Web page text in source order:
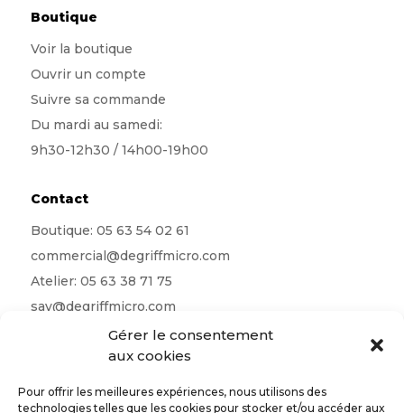
Gérer le consentement
aux cookies
Pour offrir les meilleures expériences, nous utilisons des
technologies telles que les cookies pour stocker et/ou accéder aux
Boutique
Voir la boutique
Ouvrir un compte
Suivre sa commande
Du mardi au samedi:
9h30-12h30 / 14h00-19h00
Contact
Boutique: 05 63 54 02 61
commercial@degriffmicro.com
Atelier: 05 63 38 71 75
sav@degriffmicro.com
albi@degriffmicro.com
16 Avenue de Garban 81990 Puygouzon